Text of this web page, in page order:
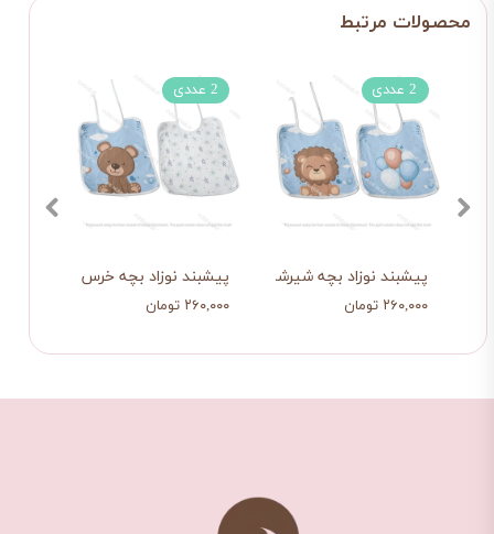
پیشبند نوزاد بچه خرس
۲۶۰,۰۰۰ تومان
2 عددی
پیشبند نوزاد بچه شیرشاه
۲۶۰,۰۰۰ تومان
2 عددی